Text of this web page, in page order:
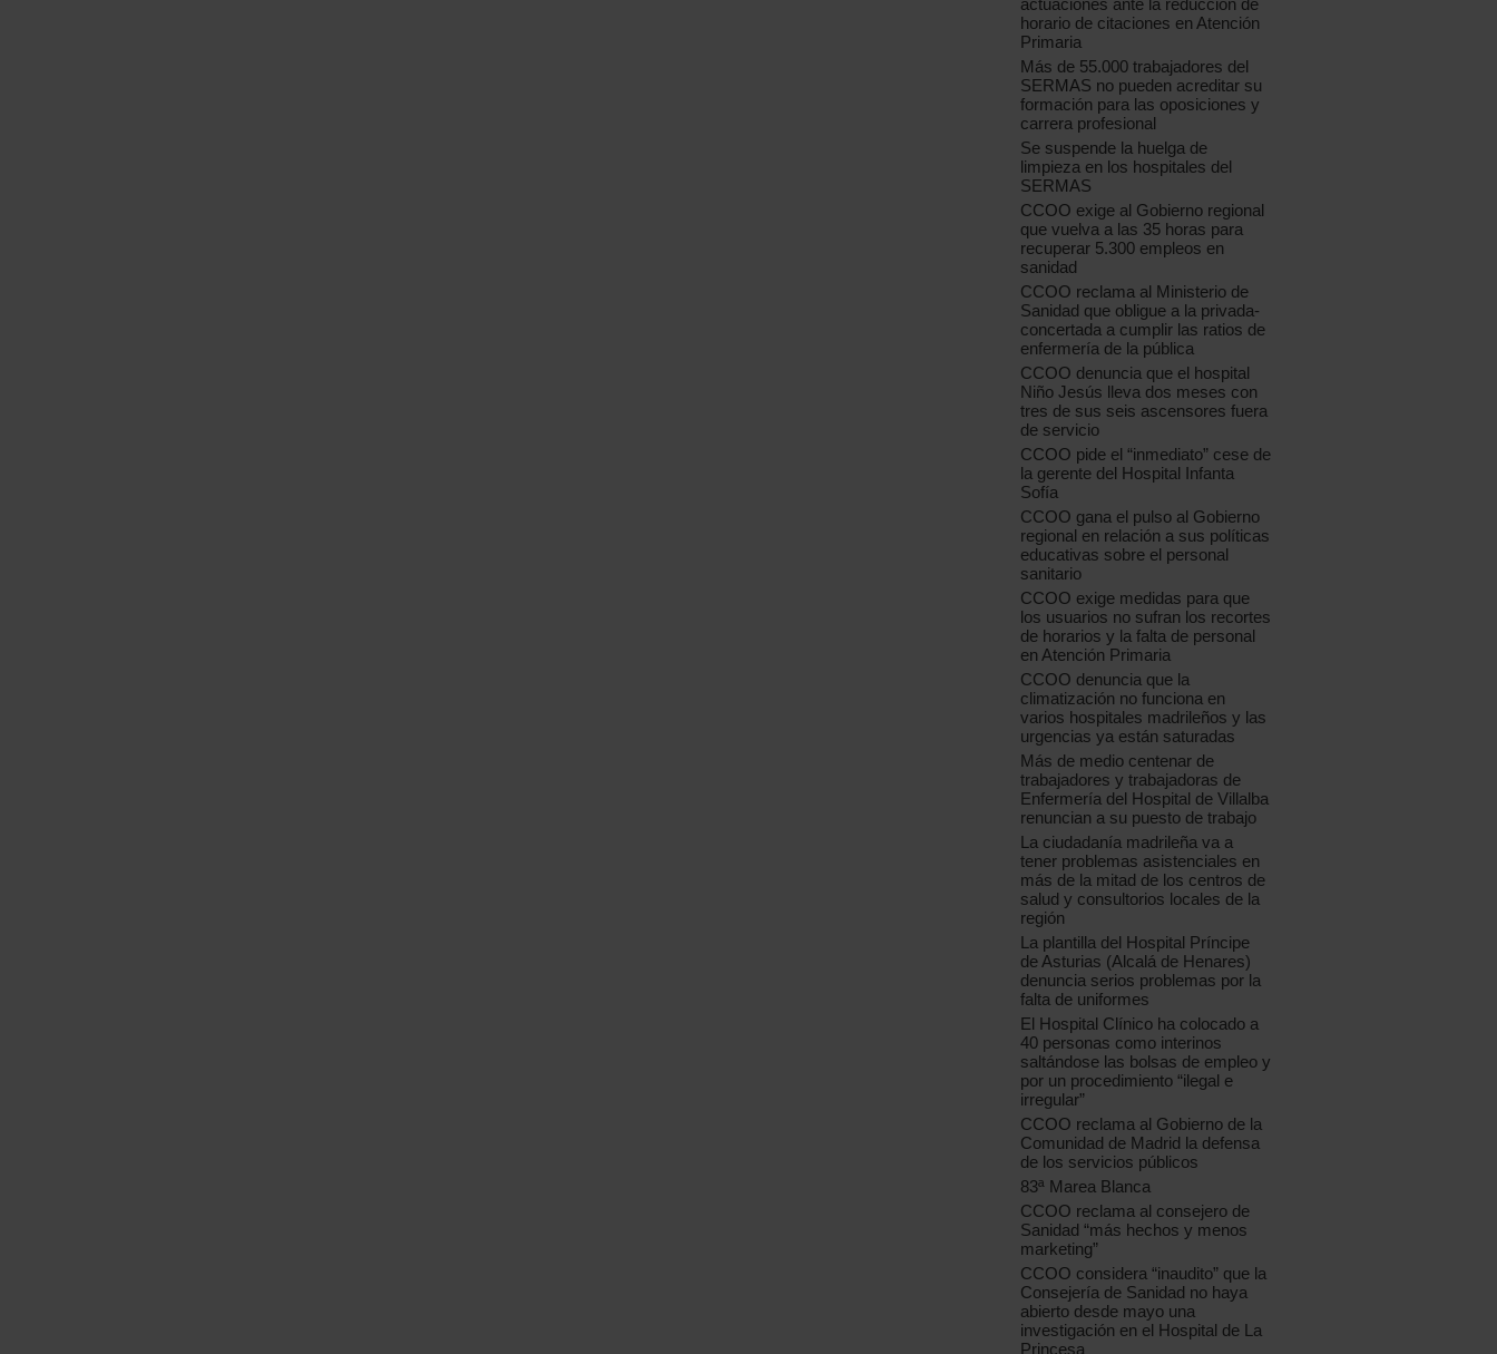
actuaciones ante la reducción de
horario de citaciones en Atención
Primaria
Más de 55.000 trabajadores del
SERMAS no pueden acreditar su
formación para las oposiciones y
carrera profesional
Se suspende la huelga de
limpieza en los hospitales del
SERMAS
CCOO exige al Gobierno regional
que vuelva a las 35 horas para
recuperar 5.300 empleos en
sanidad
CCOO reclama al Ministerio de
Sanidad que obligue a la privada-
concertada a cumplir las ratios de
enfermería de la pública
CCOO denuncia que el hospital
Niño Jesús lleva dos meses con
tres de sus seis ascensores fuera
de servicio
CCOO pide el “inmediato” cese de
la gerente del Hospital Infanta
Sofía
CCOO gana el pulso al Gobierno
regional en relación a sus políticas
educativas sobre el personal
sanitario
CCOO exige medidas para que
los usuarios no sufran los recortes
de horarios y la falta de personal
en Atención Primaria
CCOO denuncia que la
climatización no funciona en
varios hospitales madrileños y las
urgencias ya están saturadas
Más de medio centenar de
trabajadores y trabajadoras de
Enfermería del Hospital de Villalba
renuncian a su puesto de trabajo
La ciudadanía madrileña va a
tener problemas asistenciales en
más de la mitad de los centros de
salud y consultorios locales de la
región
La plantilla del Hospital Príncipe
de Asturias (Alcalá de Henares)
denuncia serios problemas por la
falta de uniformes
El Hospital Clínico ha colocado a
40 personas como interinos
saltándose las bolsas de empleo y
por un procedimiento “ilegal e
irregular”
CCOO reclama al Gobierno de la
Comunidad de Madrid la defensa
de los servicios públicos
83ª Marea Blanca
CCOO reclama al consejero de
Sanidad “más hechos y menos
marketing”
CCOO considera “inaudito” que la
Consejería de Sanidad no haya
abierto desde mayo una
investigación en el Hospital de La
Princesa